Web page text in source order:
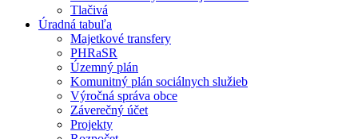
Tlačivá
Úradná tabuľa
Majetkové transfery
PHRaSR
Územný plán
Komunitný plán sociálnych služieb
Výročná správa obce
Záverečný účet
Projekty